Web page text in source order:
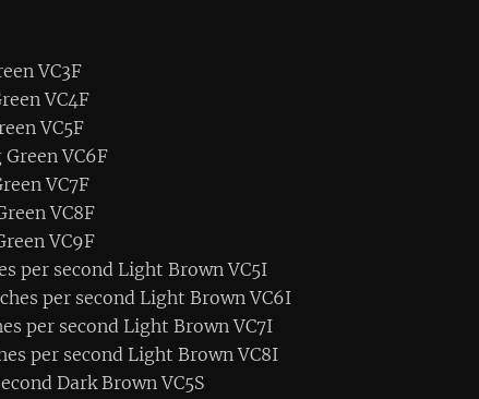
VC3F
VC4F
VC5F
VC6F
VC7F
VC8F
VC9F
per second Light Brown VC5I
per second Light Brown VC6I
per second Light Brown VC7I
per second Light Brown VC8I
Dark Brown VC5S